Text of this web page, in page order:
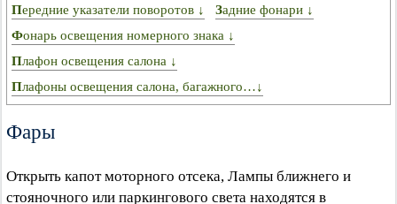
Передние указатели поворотов ↓
Задние фонари ↓
Фонарь освещения номерного знака ↓
Плафон освещения салона ↓
Плафоны освещения салона, багажного…↓
Фары
Открыть капот моторного отсека, Лампы ближнего и
стояночного или паркингового света находятся в